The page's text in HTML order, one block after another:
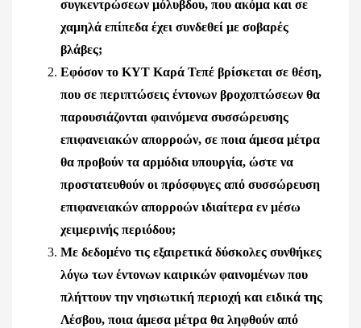
συγκεντρώσεων μόλυβδου, που ακόμα και σε
χαμηλά επίπεδα έχει συνδεθεί με σοβαρές
βλάβες;
Εφόσον το ΚΥΤ Καρά Τεπέ βρίσκεται σε θέση,
που σε περιπτώσεις έντονων βροχοπτώσεων θα
παρουσιάζονται φαινόμενα συσσώρευσης
επιφανειακών απορροών, σε ποια άμεσα μέτρα
θα προβούν τα αρμόδια υπουργία, ώστε να
προστατευθούν οι πρόσφυγες από συσσώρευση
επιφανειακών απορροών ιδιαίτερα εν μέσω
χειμερινής περιόδου;
Με δεδομένο τις εξαιρετικά δύσκολες συνθήκες
λόγω των έντονων καιρικών φαινομένων που
πλήττουν την νησιωτική περιοχή και ειδικά της
Λέσβου, ποια άμεσα μέτρα θα ληφθούν από